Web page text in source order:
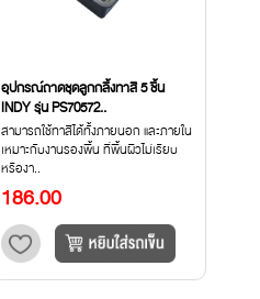
อุปกรณ์ถาดชุดลูกกลิ้งทาสี 5 ชิ้น
INDY รุ่น PS70572..
สามารถใช้ทาสีได้ทั้งภายนอก และภายใน
เหมาะกับงานรองพื้น ที่พื้นผิวไม่เรียบ
หรืองา..
186.00